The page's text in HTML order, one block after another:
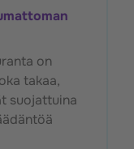
on
takaa,
suojattuina